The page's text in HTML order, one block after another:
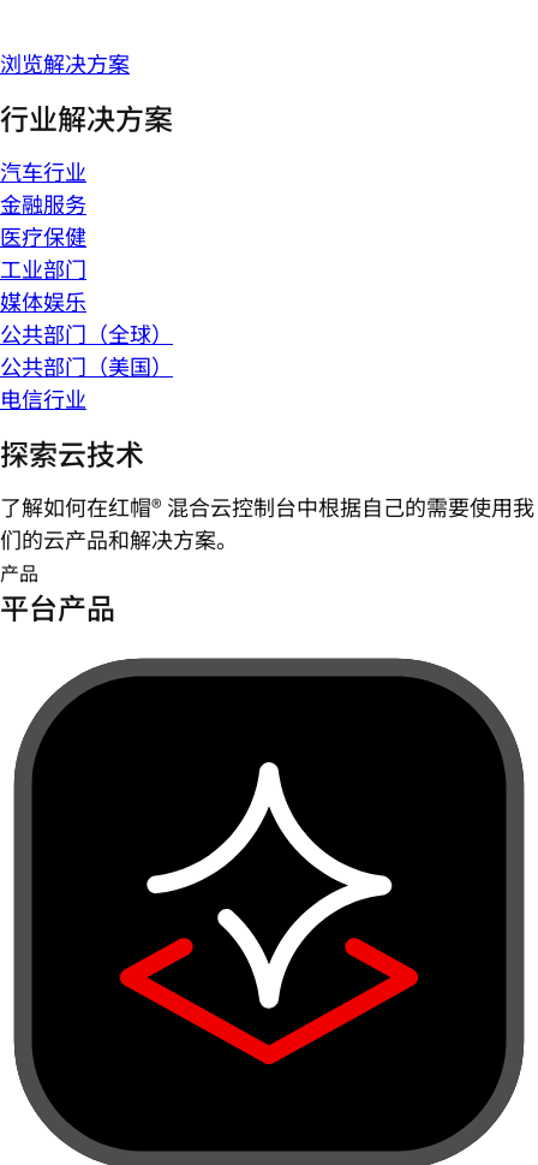
浏览解决方案
行业解决方案
汽车行业
金融服务
医疗保健
工业部门
媒体娱乐
公共部门（全球）
公共部门（美国）
电信行业
探索云技术
了解如何在红帽® 混合云控制台中根据自己的需要使用我
们的云产品和解决方案。
产品
平台产品